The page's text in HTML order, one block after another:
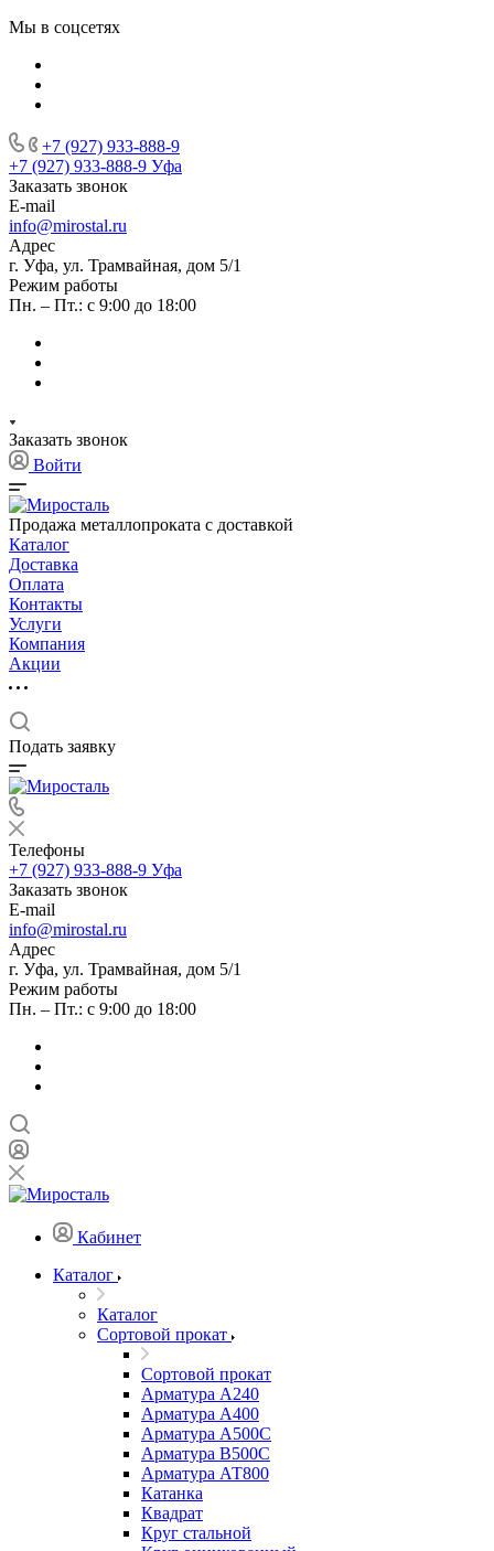
Мы в соцсетях
+7 (927) 933-888-9
+7 (927) 933-888-9 Уфа
Заказать звонок
E-mail
info@mirostal.ru
Адрес
г. Уфа, ул. Трамвайная, дом 5/1
Режим работы
Пн. – Пт.: с 9:00 до 18:00
Заказать звонок
Войти
Продажа металлопроката с доставкой
Каталог
Доставка
Оплата
Контакты
Услуги
Компания
Акции
Подать заявку
Телефоны
+7 (927) 933-888-9 Уфа
Заказать звонок
E-mail
info@mirostal.ru
Адрес
г. Уфа, ул. Трамвайная, дом 5/1
Режим работы
Пн. – Пт.: с 9:00 до 18:00
Кабинет
Каталог
Каталог
Сортовой прокат
Сортовой прокат
Арматура А240
Арматура А400
Арматура А500C
Арматура В500С
Арматура АТ800
Катанка
Квадрат
Круг стальной